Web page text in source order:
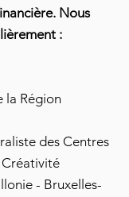
Nous
:
la Région
des Centres
Créativité
- Bruxelles-